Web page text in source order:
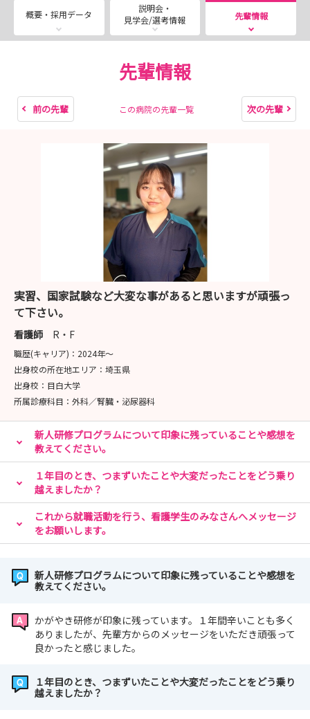
概要・採用データ
説明会・
見学会/選考情報
先輩情報
先輩情報
前の先輩 この病院の先輩一覧 次の先輩
実習、国家試験など大変な事があると思いますが頑張っ
て下さい。
看護師 R・F
職歴(キャリア)： 2024年〜
出身校の所在地エリア： 埼玉県
出身校： 目白大学
所属診療科目： 外科／腎臓・泌尿器科
新人研修プログラムについて印象に残っていることや感想を
教えてください。
１年目のとき、つまずいたことや大変だったことをどう乗り
越えましたか？
これから就職活動を行う、看護学生のみなさんへメッセージ
をお願いします。
新人研修プログラムについて印象に残っていることや感想を
教えてください。
かがやき研修が印象に残っています。１年間辛いことも多く
ありましたが、先輩方からのメッセージをいただき頑張って
良かったと感じました。
１年目のとき、つまずいたことや大変だったことをどう乗り
越えましたか？